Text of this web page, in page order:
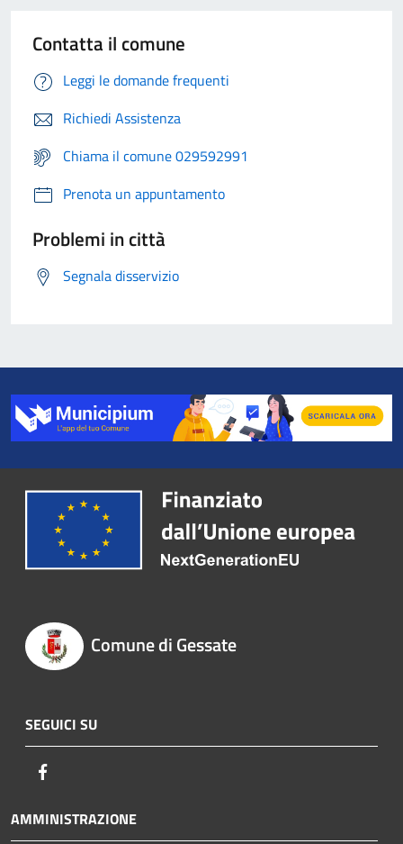
Contatta il comune
Leggi le domande frequenti
Richiedi Assistenza
Chiama il comune 029592991
Prenota un appuntamento
Problemi in città
Segnala disservizio
Comune di Gessate
SEGUICI SU
AMMINISTRAZIONE